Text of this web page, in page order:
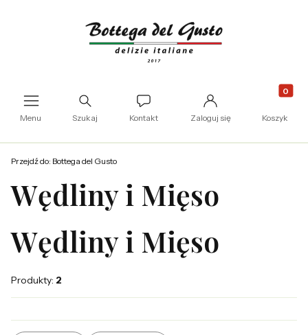
Menu
Otwórz wyszukiwarkę
Szukaj Kontakt Zaloguj się Koszyk
Przejdź do: Bottega del Gusto
Wędliny i Mięso
Wędliny i Mięso
Produkty: 2